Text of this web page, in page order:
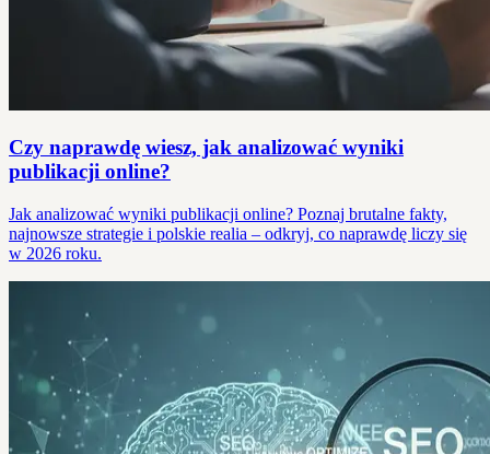
Czy naprawdę wiesz, jak analizować wyniki
publikacji online?
Jak analizować wyniki publikacji online? Poznaj brutalne fakty,
najnowsze strategie i polskie realia – odkryj, co naprawdę liczy się
w 2026 roku.